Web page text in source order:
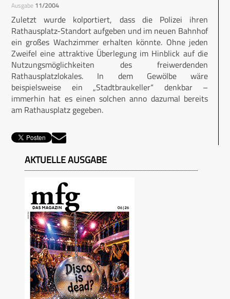
Ausgabe 11/2004
Zuletzt wurde kolportiert, dass die Polizei ihren
Rathausplatz-Standort aufgeben und im neuen Bahnhof
ein großes Wachzimmer erhalten könnte. Ohne jeden
Zweifel eine attraktive Überlegung im Hinblick auf die
Nutzungsmöglichkeiten des freiwerdenden
Rathausplatzlokales. In dem Gewölbe wäre
beispielsweise ein „Stadtbraukeller“ denkbar –
immerhin hat es einen solchen anno dazumal bereits
am Rathausplatz gegeben.
AKTUELLE AUSGABE